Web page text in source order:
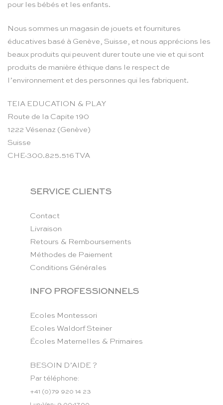
pour les bébés et les enfants.
Nous sommes un magasin de jouets et fournitures
éducatives basé à Genève, Suisse, et nous apprécions les
beaux produits qui peuvent durer toute une vie et qui sont
produits de manière éthique dans le respect de
l’environnement et des personnes qui les fabriquent.
TEIA EDUCATION & PLAY
Route de la Capite 190
1222 Vésenaz (Genève)
Suisse
CHE-300.825.516 TVA
SERVICE CLIENTS
Contact
Livraison
Retours & Remboursements
Méthodes de Paiement
Conditions Générales
INFO PROFESSIONNELS
Ecoles Montessori
Ecoles Waldorf Steiner
Écoles Maternelles & Primaires
BESOIN D’AIDE ?
Par téléphone:
+41 (0)79 920 14 23